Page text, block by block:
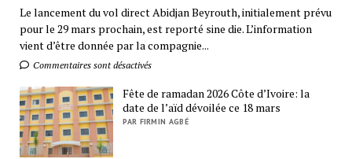
Le lancement du vol direct Abidjan Beyrouth, initialement prévu
pour le 29 mars prochain, est reporté sine die. L’information
vient d’être donnée par la compagnie...
Commentaires sont désactivés
Fête de ramadan 2026 Côte d’Ivoire: la
date de l’aïd dévoilée ce 18 mars
PAR FIRMIN AGBÉ